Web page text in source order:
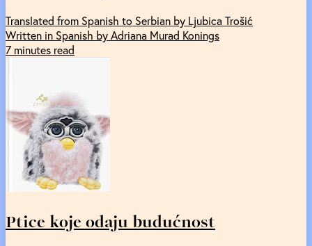
Translated from Spanish to Serbian by Ljubica Trošić
Written in Spanish by Adriana Murad Konings
7 minutes read
Ptice koje odaju budućnost